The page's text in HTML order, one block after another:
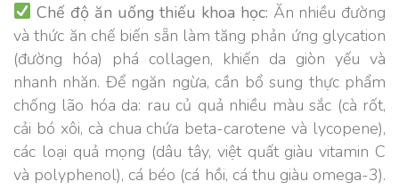
Chế độ ăn uống thiếu khoa học: Ăn nhiều đường
và thức ăn chế biến sẵn làm tăng phản ứng glycation
(đường hóa) phá collagen, khiến da giòn yếu và
nhanh nhăn. Để ngăn ngừa, cần bổ sung thực phẩm
chống lão hóa da: rau củ quả nhiều màu sắc (cà rốt,
cải bó xôi, cà chua chứa beta-carotene và lycopene),
các loại quả mọng (dâu tây, việt quất giàu vitamin C
và polyphenol), cá béo (cá hồi, cá thu giàu omega-3).